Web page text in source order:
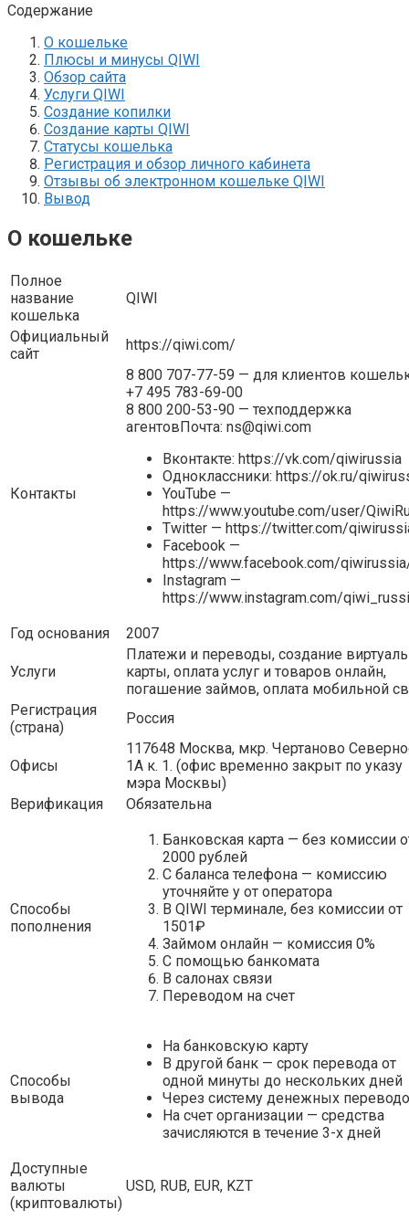
Содержание
О кошельке
Плюсы и минусы QIWI
Обзор сайта
Услуги QIWI
Создание копилки
Создание карты QIWI
Статусы кошелька
Регистрация и обзор личного кабинета
Отзывы об электронном кошельке QIWI
Вывод
О кошельке
Полное
название
кошелька
QIWI
Официальный
сайт
https://qiwi.com/
Контакты
8 800 707-77-59 — для клиентов
+7 495 783-69-00
8 800 200-53-90 — техподдержка
агентовПочта: ns@qiwi.com
Вконтакте: https://vk.com/qiwirussia
Одноклассники: https://ok.ru/
YouTube —
https://www.youtube.com/user/
Twitter — https://twitter.com/
Facebook —
https://www.facebook.com/
Instagram —
https://www.instagram.com/
Год основания 2007
Услуги
Платежи и переводы, создание
карты, оплата услуг и товаров онлайн,
погашение займов, оплата мобильной
Регистрация
(страна)
Россия
Офисы
117648 Москва, мкр. Чертаново
1А к. 1. (офис временно закрыт по указу
мэра Москвы)
Верификация
Обязательна
Способы
пополнения
Банковская карта — без комиссии
2000 рублей
С баланса телефона — комиссию
уточняйте у от оператора
В QIWI терминале, без комиссии от
1501₽
Займом онлайн — комиссия 0%
С помощью банкомата
В салонах связи
Переводом на счет
Способы
вывода
На банковскую карту
В другой банк — срок перевода от
одной минуты до нескольких дней
Через систему денежных
На счет организации — средства
зачисляются в течение 3-х дней
Доступные
валюты
(криптовалюты)
USD, RUB, EUR, KZT